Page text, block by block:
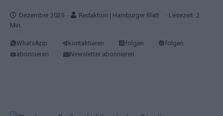
Dezember 2025 Redaktion | Hamburger Blatt
· Lesezeit: 2
Min.
WhatsApp kontaktieren folgen
folgen
abonnieren
Newsletter abonnieren